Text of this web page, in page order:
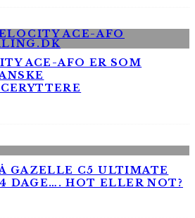
ACE-AFO ER SOM
GAZELLE C5 ULTIMATE
DAGE…. HOT ELLER NOT?